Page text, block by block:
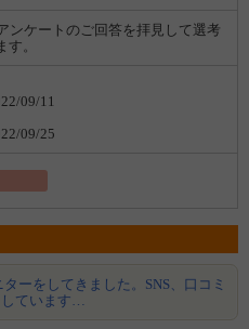
ンケートのご回答を拝見して選考
。
09/11
09/25
ーをしてきました。SNS、口コミ
しています…